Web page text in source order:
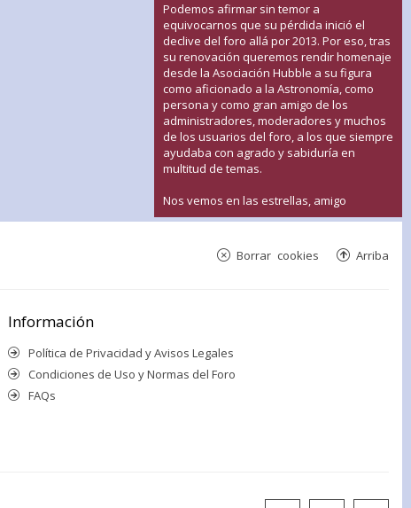
Podemos afirmar sin temor a
equivocarnos que su pérdida inició el
declive del foro allá por 2013. Por eso, tras
su renovación queremos rendir homenaje
desde la Asociación Hubble a su figura
como aficionado a la Astronomía, como
persona y como gran amigo de los
administradores, moderadores y muchos
de los usuarios del foro, a los que siempre
ayudaba con agrado y sabiduría en
multitud de temas.
Nos vemos en las estrellas, amigo
Arriba
Borrar cookies
Información
Política de Privacidad y Avisos Legales
Condiciones de Uso y Normas del Foro
FAQs